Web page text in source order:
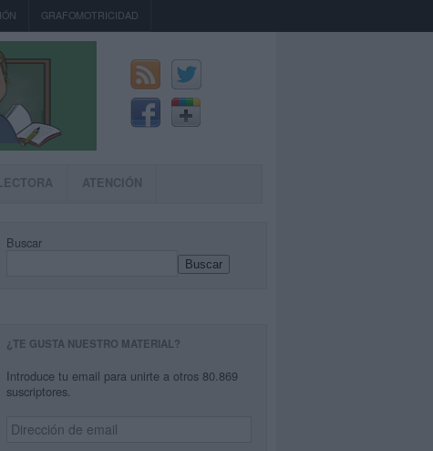
GRAFOMOTRICIDAD
ATENCIÓN
Buscar
Buscar
¿TE GUSTA NUESTRO MATERIAL?
Introduce tu email para unirte a otros 80.869
suscriptores.
Dirección
de